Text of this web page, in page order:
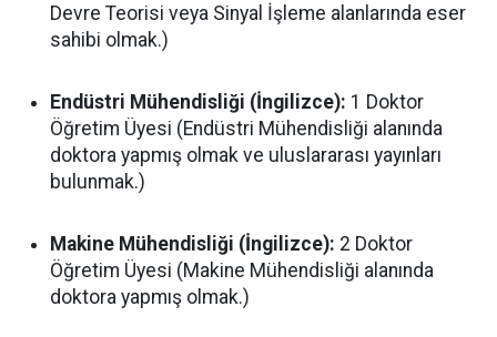
Devre Teorisi veya Sinyal İşleme alanlarında eser
sahibi olmak.)
Endüstri Mühendisliği (İngilizce): 1 Doktor
Öğretim Üyesi (Endüstri Mühendisliği alanında
doktora yapmış olmak ve uluslararası yayınları
bulunmak.)
Makine Mühendisliği (İngilizce): 2 Doktor
Öğretim Üyesi (Makine Mühendisliği alanında
doktora yapmış olmak.)